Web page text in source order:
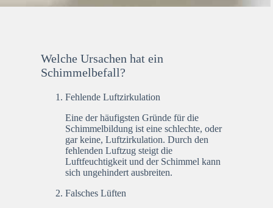
Welche Ursachen hat ein
Schimmelbefall?
Fehlende Luftzirkulation
Eine der häufigsten Gründe für die
Schimmelbildung ist eine schlechte, oder
gar keine, Luftzirkulation. Durch den
fehlenden Luftzug steigt die
Luftfeuchtigkeit und der Schimmel kann
sich ungehindert ausbreiten.
Falsches Lüften